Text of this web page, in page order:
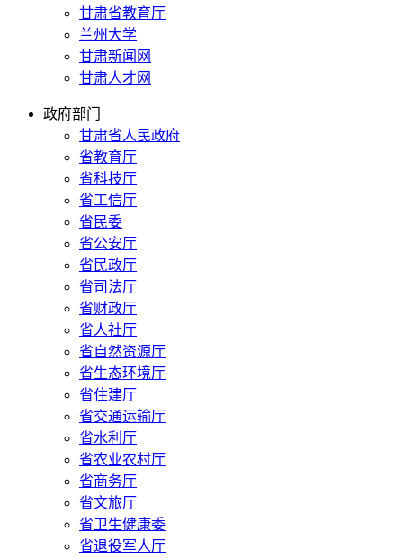
甘肃省教育厅
兰州大学
甘肃新闻网
甘肃人才网
政府部门
甘肃省人民政府
省教育厅
省科技厅
省工信厅
省民委
省公安厅
省民政厅
省司法厅
省财政厅
省人社厅
省自然资源厅
省生态环境厅
省住建厅
省交通运输厅
省水利厅
省农业农村厅
省商务厅
省文旅厅
省卫生健康委
省退役军人厅